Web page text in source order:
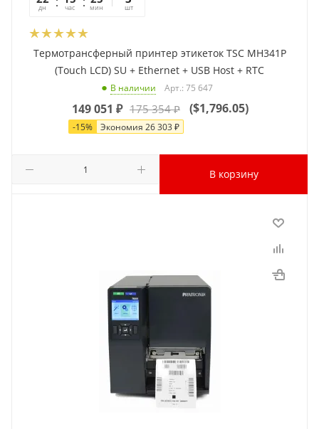
дн час мин секшт
Термотрансферный принтер этикеток TSC MH341P
(Touch LCD) SU + Ethernet + USB Host + RTC
В наличии Арт.: 75 647
149 051 ₽ 175 354₽
-15% Экономия 26 303 ₽
($1,796.05)
В корзину